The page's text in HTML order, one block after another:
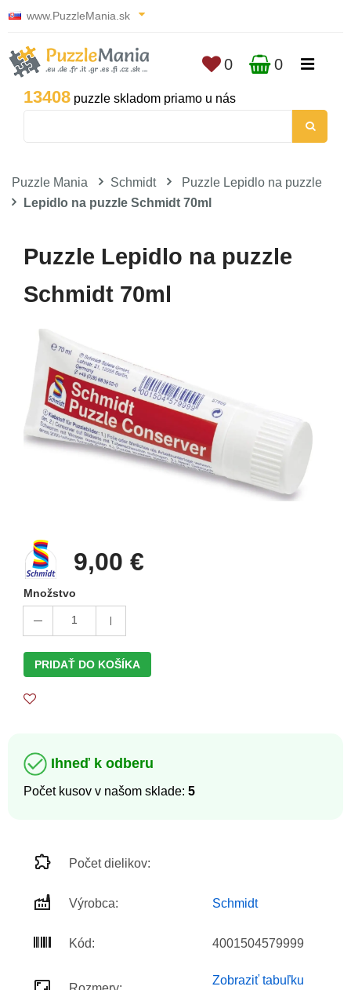
www.PuzzleMania.sk
13408 puzzle skladom priamo u nás
0 0
Puzzle Mania Schmidt
Puzzle Lepidlo na puzzle
Lepidlo na puzzle Schmidt 70ml
Puzzle Lepidlo na puzzle
Schmidt 70ml
9,00 €
Množstvo
1
PRIDAŤ DO KOŠÍKA
Ihneď k odberu
Počet kusov v našom sklade: 5
Počet dielikov:
Výrobca: Schmidt
Kód: 4001504579999
Zobraziť tabuľku